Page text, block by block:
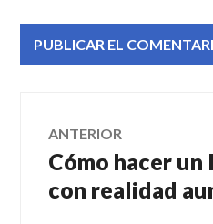
Navegación
de
ANTERIOR
Entrada
Cómo hacer un
con realidad